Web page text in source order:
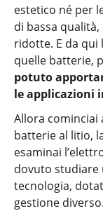
estetico né per
di bassa
ridotte. E da qui
quelle batterie,
potuto
le applicazioni
Allora cominciai
batterie al litio,
esaminai
dovuto studiare
tecnologia,
gestione diverso.